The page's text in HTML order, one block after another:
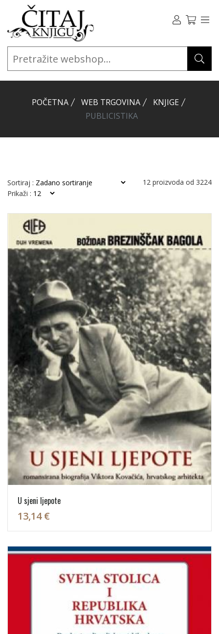
POČETNA WEB TRGOVINA
KNJIGE
PUBLICISTIKA
Sortiraj : 12 proizvoda od 3224
Prikaži :
U sjeni ljepote
13,14 €